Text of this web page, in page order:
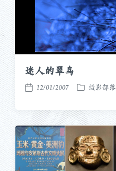
迷人的翠鸟
发
日
期
12/01/2007
发
于
摄影部落